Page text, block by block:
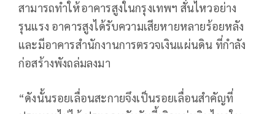
สามารถทำให้อาคารสูงในกรุงเทพฯ สั่นไหวอย่าง
รุนแรง อาคารสูงได้รับความเสียหายหลายร้อยหลัง
และมีอาคารสำนักงานการตรวจเงินแผ่นดิน ที่กำลัง
ก่อสร้างพังถล่มลงมา
“ดังนั้นรอยเลื่อนสะกายจึงเป็นรอยเลื่อนสำคัญที่